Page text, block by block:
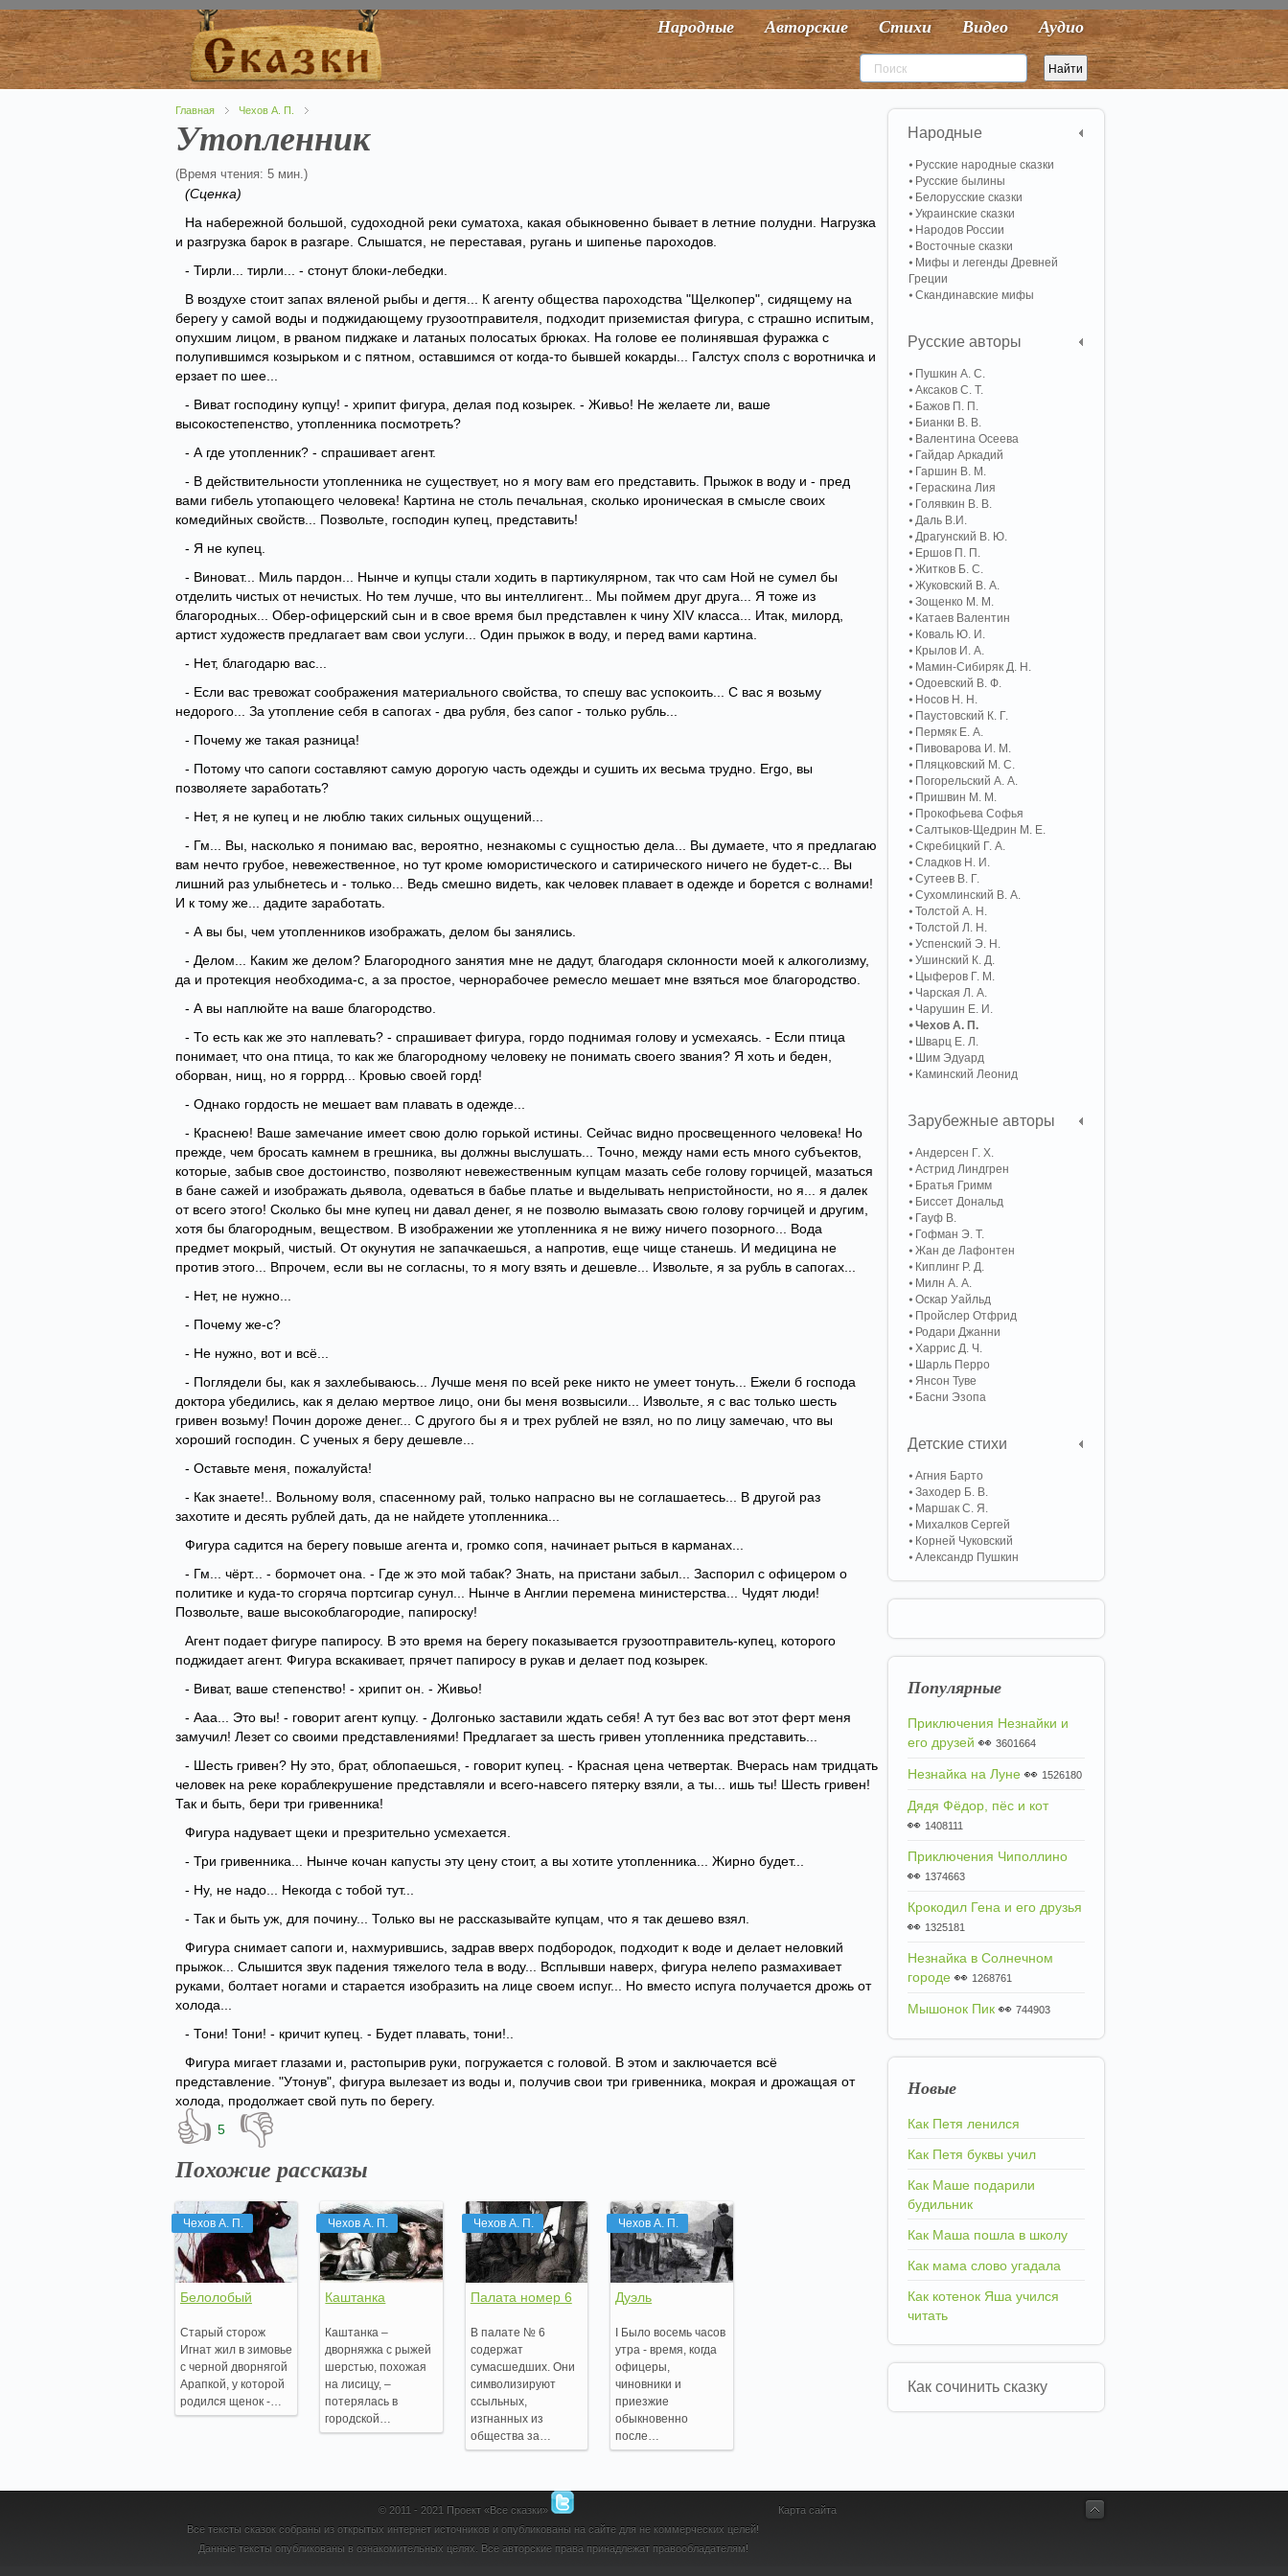
Народные Авторские Стихи Видео Аудио
Главная Чехов А. П.
Утопленник
(Время чтения: 5 мин.)
(Сценка)
На набережной большой, судоходной реки суматоха, какая обыкновенно бывает в летние полудни. Нагрузка
и разгрузка барок в разгаре. Слышатся, не переставая, ругань и шипенье пароходов.
- Тирли... тирли... - стонут блоки-лебедки.
В воздухе стоит запах вяленой рыбы и дегтя... К агенту общества пароходства "Щелкопер", сидящему на
берегу у самой воды и поджидающему грузоотправителя, подходит приземистая фигура, с страшно испитым,
опухшим лицом, в рваном пиджаке и латаных полосатых брюках. На голове ее полинявшая фуражка с
полупившимся козырьком и с пятном, оставшимся от когда-то бывшей кокарды... Галстух сполз с воротничка и
ерзает по шее...
- Виват господину купцу! - хрипит фигура, делая под козырек. - Живьо! Не желаете ли, ваше
высокостепенство, утопленника посмотреть?
- А где утопленник? - спрашивает агент.
- В действительности утопленника не существует, но я могу вам его представить. Прыжок в воду и - пред
вами гибель утопающего человека! Картина не столь печальная, сколько ироническая в смысле своих
комедийных свойств... Позвольте, господин купец, представить!
- Я не купец.
- Виноват... Миль пардон... Нынче и купцы стали ходить в партикулярном, так что сам Ной не сумел бы
отделить чистых от нечистых. Но тем лучше, что вы интеллигент... Мы поймем друг друга... Я тоже из
благородных... Обер-офицерский сын и в свое время был представлен к чину XIV класса... Итак, милорд,
артист художеств предлагает вам свои услуги... Один прыжок в воду, и перед вами картина.
- Нет, благодарю вас...
- Если вас тревожат соображения материального свойства, то спешу вас успокоить... С вас я возьму
недорого... За утопление себя в сапогах - два рубля, без сапог - только рубль...
- Почему же такая разница!
- Потому что сапоги составляют самую дорогую часть одежды и сушить их весьма трудно. Ergo, вы
позволяете заработать?
- Нет, я не купец и не люблю таких сильных ощущений...
- Гм... Вы, насколько я понимаю вас, вероятно, незнакомы с сущностью дела... Вы думаете, что я предлагаю
вам нечто грубое, невежественное, но тут кроме юмористического и сатирического ничего не будет-с... Вы
лишний раз улыбнетесь и - только... Ведь смешно видеть, как человек плавает в одежде и борется с волнами!
И к тому же... дадите заработать.
- А вы бы, чем утопленников изображать, делом бы занялись.
- Делом... Каким же делом? Благородного занятия мне не дадут, благодаря склонности моей к алкоголизму,
да и протекция необходима-с, а за простое, чернорабочее ремесло мешает мне взяться мое благородство.
- А вы наплюйте на ваше благородство.
- То есть как же это наплевать? - спрашивает фигура, гордо поднимая голову и усмехаясь. - Если птица
понимает, что она птица, то как же благородному человеку не понимать своего звания? Я хоть и беден,
оборван, нищ, но я горррд... Кровью своей горд!
- Однако гордость не мешает вам плавать в одежде...
- Краснею! Ваше замечание имеет свою долю горькой истины. Сейчас видно просвещенного человека! Но
прежде, чем бросать камнем в грешника, вы должны выслушать... Точно, между нами есть много субъектов,
которые, забыв свое достоинство, позволяют невежественным купцам мазать себе голову горчицей, мазаться
в бане сажей и изображать дьявола, одеваться в бабье платье и выделывать непристойности, но я... я далек
от всего этого! Сколько бы мне купец ни давал денег, я не позволю вымазать свою голову горчицей и другим,
хотя бы благородным, веществом. В изображении же утопленника я не вижу ничего позорного... Вода
предмет мокрый, чистый. От окунутия не запачкаешься, а напротив, еще чище станешь. И медицина не
против этого... Впрочем, если вы не согласны, то я могу взять и дешевле... Извольте, я за рубль в сапогах...
- Нет, не нужно...
- Почему же-с?
- Не нужно, вот и всё...
- Поглядели бы, как я захлебываюсь... Лучше меня по всей реке никто не умеет тонуть... Ежели б господа
доктора убедились, как я делаю мертвое лицо, они бы меня возвысили... Извольте, я с вас только шесть
гривен возьму! Почин дороже денег... С другого бы я и трех рублей не взял, но по лицу замечаю, что вы
хороший господин. С ученых я беру дешевле...
- Оставьте меня, пожалуйста!
- Как знаете!.. Вольному воля, спасенному рай, только напрасно вы не соглашаетесь... В другой раз
захотите и десять рублей дать, да не найдете утопленника...
Фигура садится на берегу повыше агента и, громко сопя, начинает рыться в карманах...
- Гм... чёрт... - бормочет она. - Где ж это мой табак? Знать, на пристани забыл... Заспорил с офицером о
политике и куда-то сгоряча портсигар сунул... Нынче в Англии перемена министерства... Чудят люди!
Позвольте, ваше высокоблагородие, папироску!
Агент подает фигуре папиросу. В это время на берегу показывается грузоотправитель-купец, которого
поджидает агент. Фигура вскакивает, прячет папиросу в рукав и делает под козырек.
- Виват, ваше степенство! - хрипит он. - Живьо!
- Ааа... Это вы! - говорит агент купцу. - Долгонько заставили ждать себя! А тут без вас вот этот ферт меня
замучил! Лезет со своими представлениями! Предлагает за шесть гривен утопленника представить...
- Шесть гривен? Ну это, брат, облопаешься, - говорит купец. - Красная цена четвертак. Вчерась нам тридцать
человек на реке кораблекрушение представляли и всего-навсего пятерку взяли, а ты... ишь ты! Шесть гривен!
Так и быть, бери три гривенника!
Фигура надувает щеки и презрительно усмехается.
- Три гривенника... Нынче кочан капусты эту цену стоит, а вы хотите утопленника... Жирно будет...
- Ну, не надо... Некогда с тобой тут...
- Так и быть уж, для почину... Только вы не рассказывайте купцам, что я так дешево взял.
Фигура снимает сапоги и, нахмурившись, задрав вверх подбородок, подходит к воде и делает неловкий
прыжок... Слышится звук падения тяжелого тела в воду... Всплывши наверх, фигура нелепо размахивает
руками, болтает ногами и старается изобразить на лице своем испуг... Но вместо испуга получается дрожь от
холода...
- Тони! Тони! - кричит купец. - Будет плавать, тони!..
Фигура мигает глазами и, растопырив руки, погружается с головой. В этом и заключается всё
представление. "Утонув", фигура вылезает из воды и, получив свои три гривенника, мокрая и дрожащая от
холода, продолжает свой путь по берегу.
👍 5 👎
Похожие рассказы
Чехов А. П.
Белолобый
Старый сторож
Игнат жил в зимовье
с черной дворнягой
Арапкой, у которой
родился щенок -…
Чехов А. П.
Каштанка
Каштанка –
дворняжка с рыжей
шерстью, похожая
на лисицу, –
потерялась в
городской…
Чехов А. П.
Палата номер 6
В палате № 6
содержат
сумасшедших. Они
символизируют
ссыльных,
изгнанных из
общества за…
Чехов А. П.
Дуэль
I Было восемь часов
утра - время, когда
офицеры,
чиновники и
приезжие
обыкновенно
после…
Народные
Русские народные сказки
Русские былины
Белорусские сказки
Украинские сказки
Народов России
Восточные сказки
Мифы и легенды Древней
Греции
Скандинавские мифы
Русские авторы
Пушкин А. С.
Аксаков С. Т.
Бажов П. П.
Бианки В. В.
Валентина Осеева
Гайдар Аркадий
Гаршин В. М.
Гераскина Лия
Голявкин В. В.
Даль В.И.
Драгунский В. Ю.
Ершов П. П.
Житков Б. С.
Жуковский В. А.
Зощенко М. М.
Катаев Валентин
Коваль Ю. И.
Крылов И. А.
Мамин-Сибиряк Д. Н.
Одоевский В. Ф.
Носов Н. Н.
Паустовский К. Г.
Пермяк Е. А.
Пивоварова И. М.
Пляцковский М. С.
Погорельский А. A.
Пришвин М. М.
Прокофьева Софья
Салтыков-Щедрин М. Е.
Скребицкий Г. А.
Сладков Н. И.
Сутеев В. Г.
Сухомлинский В. А.
Толстой А. Н.
Толстой Л. Н.
Успенский Э. Н.
Ушинский К. Д.
Цыферов Г. М.
Чарская Л. А.
Чарушин Е. И.
Чехов А. П.
Шварц Е. Л.
Шим Эдуард
Каминский Леонид
Зарубежные авторы
Андерсен Г. Х.
Астрид Линдгрен
Братья Гримм
Биссет Дональд
Гауф В.
Гофман Э. Т.
Жан де Лафонтен
Киплинг Р. Д.
Милн А. А.
Оскар Уайльд
Пройслер Отфрид
Родари Джанни
Харрис Д. Ч.
Шарль Перро
Янсон Туве
Басни Эзопа
Детские стихи
Агния Барто
Заходер Б. В.
Маршак С. Я.
Михалков Сергей
Корней Чуковский
Александр Пушкин
Популярные
Приключения Незнайки и
его друзей 👀 3601664
Незнайка на Луне 👀 1526180
Дядя Фёдор, пёс и кот
👀 1408111
Приключения Чиполлино
👀 1374663
Крокодил Гена и его друзья
👀 1325181
Незнайка в Солнечном
городе 👀 1268761
Мышонок Пик 👀 744903
Новые
Как Петя ленился
Как Петя буквы учил
Как Маше подарили
будильник
Как Маша пошла в школу
Как мама слово угадала
Как котенок Яша учился
читать
Как сочинить сказку
© 2011 - 2021 Проект «Все сказки»
Все тексты сказок собраны из открытых интернет источников и опубликованы на сайте для не коммерческих целей!
Данные тексты опубликованы в ознакомительных целях. Все авторские права принадлежат правообладателям!
Карта сайта